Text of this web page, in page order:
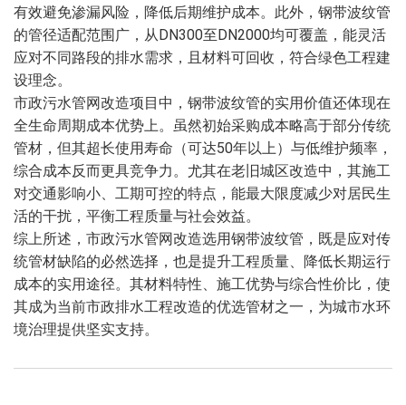
有效避免渗漏风险，降低后期维护成本。此外，钢带波纹管
的管径适配范围广，从DN300至DN2000均可覆盖，能灵活
应对不同路段的排水需求，且材料可回收，符合绿色工程建
设理念。
市政污水管网改造项目中，钢带波纹管的实用价值还体现在
全生命周期成本优势上。虽然初始采购成本略高于部分传统
管材，但其超长使用寿命（可达50年以上）与低维护频率，
综合成本反而更具竞争力。尤其在老旧城区改造中，其施工
对交通影响小、工期可控的特点，能最大限度减少对居民生
活的干扰，平衡工程质量与社会效益。
综上所述，市政污水管网改造选用钢带波纹管，既是应对传
统管材缺陷的必然选择，也是提升工程质量、降低长期运行
成本的实用途径。其材料特性、施工优势与综合性价比，使
其成为当前市政排水工程改造的优选管材之一，为城市水环
境治理提供坚实支持。